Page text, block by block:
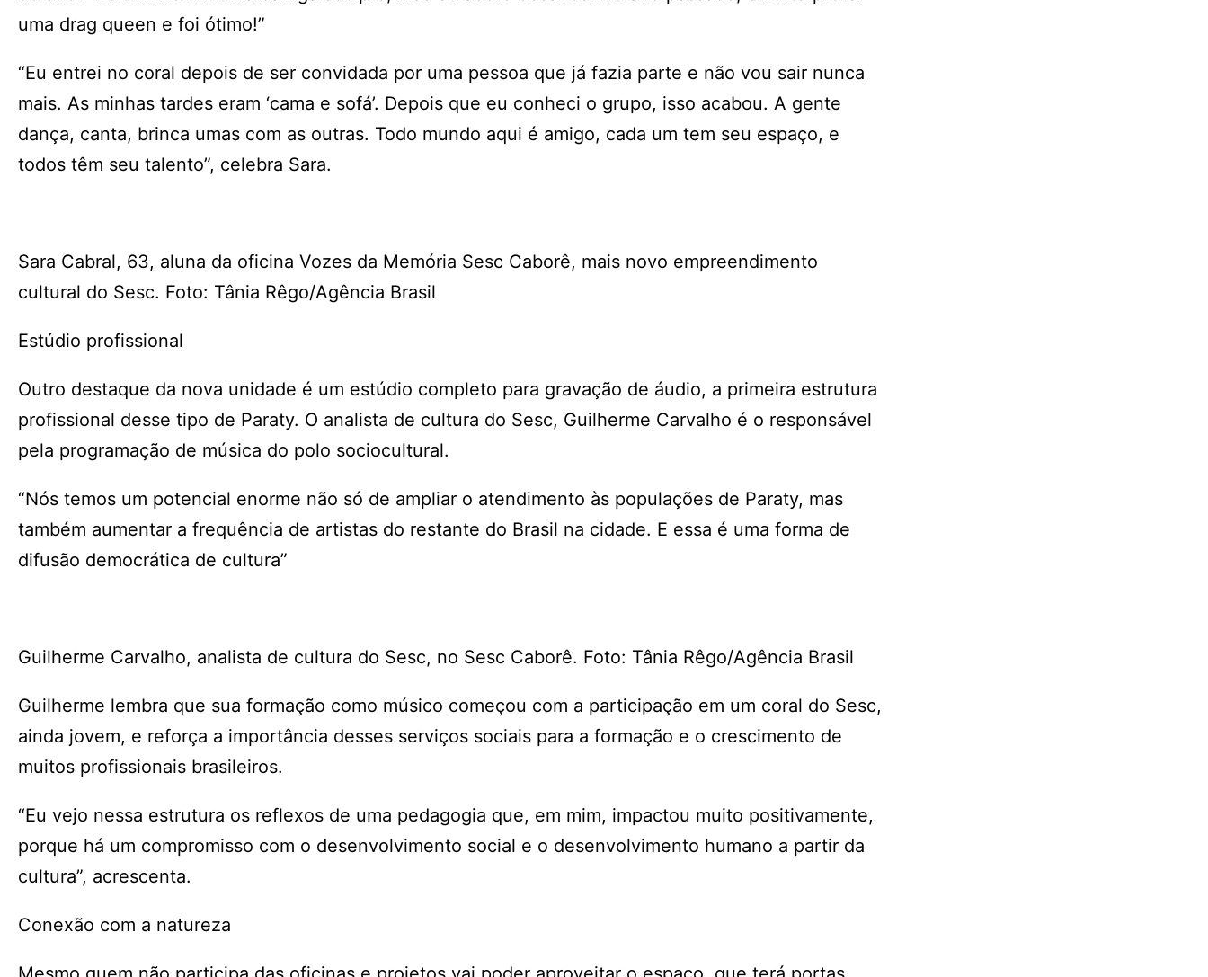
uma drag queen e foi ótimo!”
“Eu entrei no coral depois de ser convidada por uma pessoa que já fazia parte e não vou sair nunca
mais. As minhas tardes eram ‘cama e sofá’. Depois que eu conheci o grupo, isso acabou. A gente
dança, canta, brinca umas com as outras. Todo mundo aqui é amigo, cada um tem seu espaço, e
todos têm seu talento”, celebra Sara.
Sara Cabral, 63, aluna da oficina Vozes da Memória Sesc Caborê, mais novo empreendimento
cultural do Sesc. Foto: Tânia Rêgo/Agência Brasil
Estúdio profissional
Outro destaque da nova unidade é um estúdio completo para gravação de áudio, a primeira estrutura
profissional desse tipo de Paraty. O analista de cultura do Sesc, Guilherme Carvalho é o responsável
pela programação de música do polo sociocultural.
“Nós temos um potencial enorme não só de ampliar o atendimento às populações de Paraty, mas
também aumentar a frequência de artistas do restante do Brasil na cidade. E essa é uma forma de
difusão democrática de cultura”
Guilherme Carvalho, analista de cultura do Sesc, no Sesc Caborê. Foto: Tânia Rêgo/Agência Brasil
Guilherme lembra que sua formação como músico começou com a participação em um coral do Sesc,
ainda jovem, e reforça a importância desses serviços sociais para a formação e o crescimento de
muitos profissionais brasileiros.
“Eu vejo nessa estrutura os reflexos de uma pedagogia que, em mim, impactou muito positivamente,
porque há um compromisso com o desenvolvimento social e o desenvolvimento humano a partir da
cultura”, acrescenta.
Conexão com a natureza